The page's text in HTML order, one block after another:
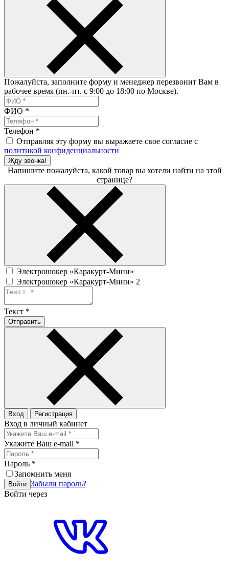
Пожалуйста, заполните форму и менеджер перезвонит Вам в
рабочее время (пн.-пт. с 9:00 до 18:00 по Москве).
ФИО *
Телефон *
Отправляя эту форму вы выражаете свое согласие с
политикой конфиденциальности
Жду звонка!
Напишите пожалуйста, какой товар вы хотели найти на этой
странице?
Электрошокер «Каракурт-Мини»
Электрошокер «Каракурт-Мини» 2
Текст *
Отправить
Вход Регистрация
Вход в личный кабинет
Укажите Ваш e-mail *
Пароль *
Запомнить меня
Войти Забыли пароль?
Войти через